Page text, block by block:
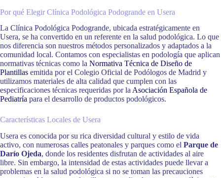
Por qué Elegir Clínica Podológica Podogrande en Usera
La Clínica Podológica Podogrande, ubicada estratégicamente en
Usera, se ha convertido en un referente en la salud podológica. Lo que
nos diferencia son nuestros métodos personalizados y adaptados a la
comunidad local. Contamos con especialistas en podología que aplican
normativas técnicas como la Normativa Técnica de Diseño de
Plantillas emitida por el Colegio Oficial de Podólogos de Madrid y
utilizamos materiales de alta calidad que cumplen con las
especificaciones técnicas requeridas por la Asociación Española de
Pediatría para el desarrollo de productos podológicos.
Características Locales de Usera
Usera es conocida por su rica diversidad cultural y estilo de vida
activo, con numerosas calles peatonales y parques como el Parque de
Darío Ojeda, donde los residentes disfrutan de actividades al aire
libre. Sin embargo, la intensidad de estas actividades puede llevar a
problemas en la salud podológica si no se toman las precauciones